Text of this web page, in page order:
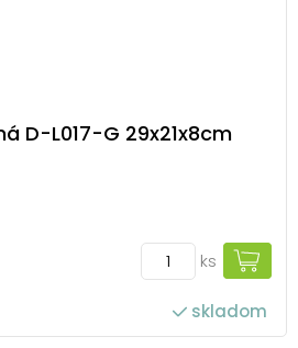
D-L017-G 29x21x8cm
ks
skladom